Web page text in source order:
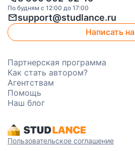
По будням с 12:00 до 17:00
mailsupport@studlance.ru
Написать
Партнерская программа
Как стать автором?
Агентствам
Помощь
Наш блог
Пользовательское соглашение